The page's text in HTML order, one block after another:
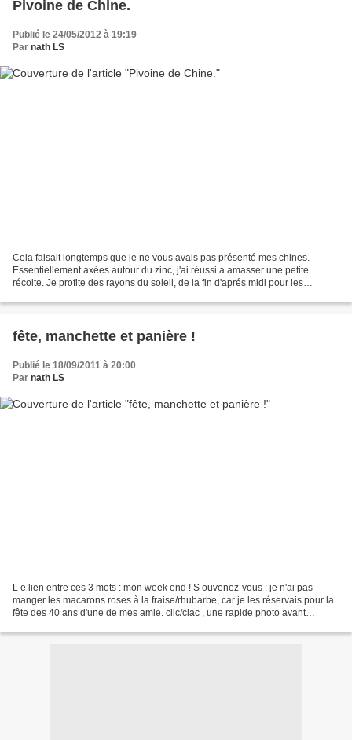
Pivoine de Chine.
Publié le 24/05/2012 à 19:19
Par nath LS
Cela faisait longtemps que je ne vous avais pas présenté mes chines.
Essentiellement axées autour du zinc, j'ai réussi à amasser une petite
récolte. Je profite des rayons du soleil, de la fin d'aprés midi pour les
fête, manchette et panière !
Publié le 18/09/2011 à 20:00
Par nath LS
L e lien entre ces 3 mots : mon week end ! S ouvenez-vous : je n'ai pas
manger les macarons roses à la fraise/rhubarbe, car je les réservais pour la
fête des 40 ans d'une de mes amie. clic/clac , une rapide photo avant